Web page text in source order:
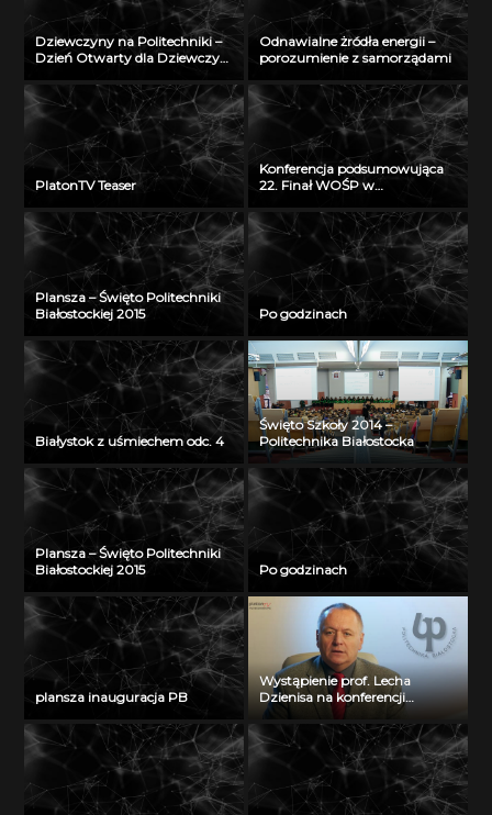
Dziewczyny na Politechniki –
Dzień Otwarty dla Dziewczyn
Odnawialne żródła energii –
porozumienie z samorządami
PlatonTV Teaser
Konferencja podsumowująca
22. Finał WOŚP w
Plansza – Święto Politechniki
Białostockiej 2015
Po godzinach
Białystok z uśmiechem odc. 4
Święto Szkoły 2014 –
Politechnika Białostocka
Plansza – Święto Politechniki
Białostockiej 2015
Po godzinach
plansza inauguracja PB
Wystąpienie prof. Lecha
Dzienisa na konferencji
„Integration, partnership and
innovations in civil engineering
and education”